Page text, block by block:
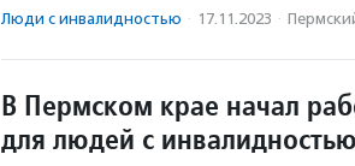
Люди с инвалидностью · 17.11.2023 ·
В Пермском крае начал
для людей с инвалидностью